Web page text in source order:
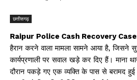
छत्तीसगढ़
Raipur Police Cash Recovery Case:
हैरान करने वाला मामला सामने आया है, जिसने
कार्यप्रणाली पर सवाल खड़े कर दिए हैं। माना
दौरान पकड़े गए एक व्यक्ति के पास से बरामद